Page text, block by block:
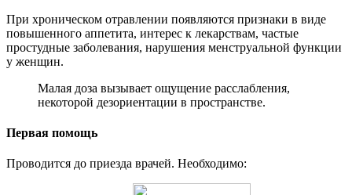
При хроническом отравлении появляются признаки в виде
повышенного аппетита, интерес к лекарствам, частые
простудные заболевания, нарушения менструальной функции
у женщин.
Малая доза вызывает ощущение расслабления,
некоторой дезориентации в пространстве.
Первая помощь
Проводится до приезда врачей. Необходимо: